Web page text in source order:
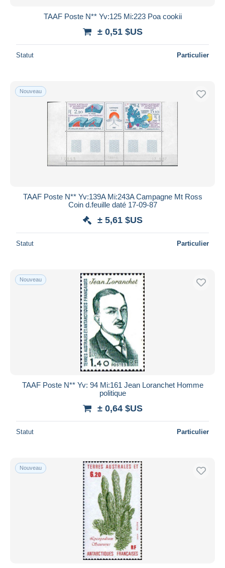
TAAF Poste N** Yv:125 Mi:223 Poa cookii
± 0,51 $US
Statut Particulier
Nouveau
TAAF Poste N** Yv:139A Mi:243A Campagne Mt Ross
Coin d.feuille daté 17-09-87
± 5,61 $US
Statut Particulier
Nouveau
TAAF Poste N** Yv: 94 Mi:161 Jean Loranchet Homme
politique
± 0,64 $US
Statut Particulier
Nouveau